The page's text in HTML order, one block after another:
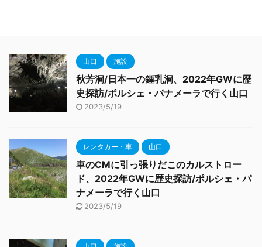
山口 施設
秋芳洞/日本一の鍾乳洞、2022年GWに歴
史探訪/ポルシェ・パナメーラで行く山口
2023/5/19
レンタカー・車 山口
車のCMに引っ張りだこのカルストロー
ド、2022年GWに歴史探訪/ポルシェ・パ
ナメーラで行く山口
2023/5/19